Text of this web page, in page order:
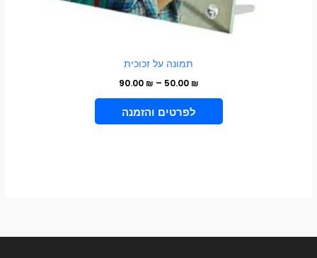
תמונה על זכוכית
50.00 ₪
–
90.00 ₪
VIEW PRODUCT